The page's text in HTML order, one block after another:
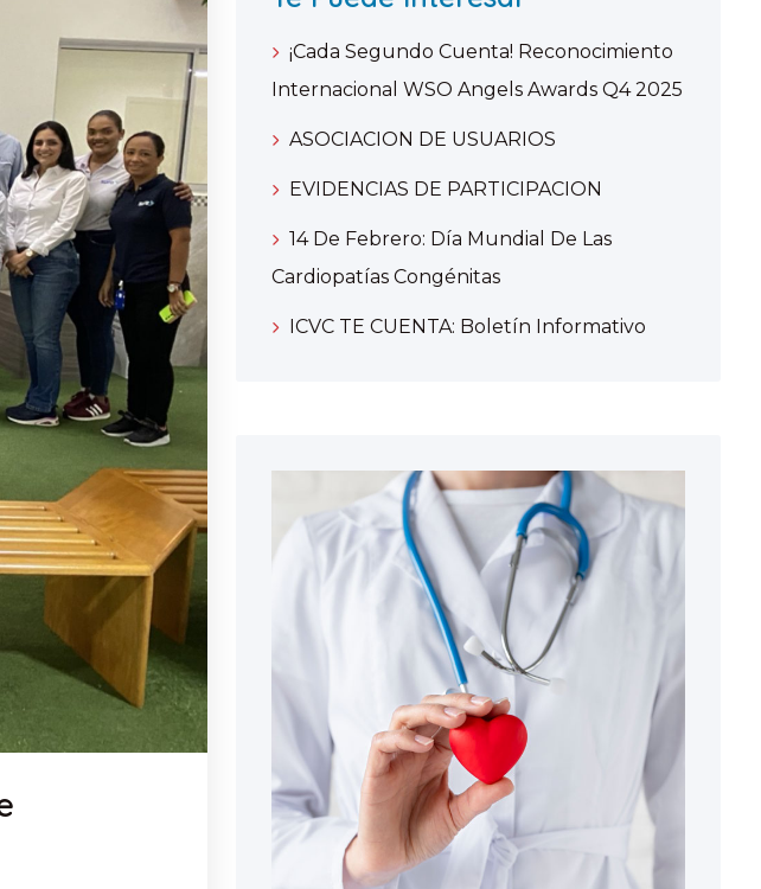
¡Cada Segundo Cuenta! Reconocimiento
Internacional WSO Angels Awards Q4 2025
ASOCIACION DE USUARIOS
EVIDENCIAS DE PARTICIPACION
14 De Febrero: Día Mundial De Las
Cardiopatías Congénitas
ICVC TE CUENTA: Boletín Informativo